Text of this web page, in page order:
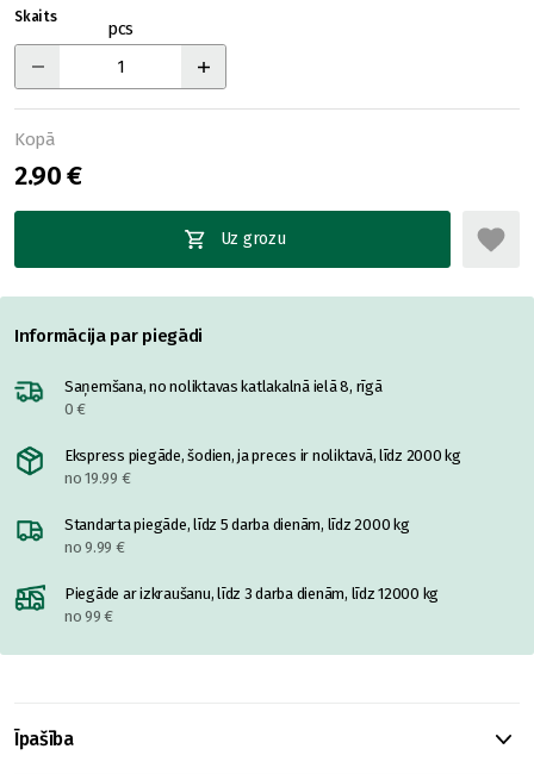
Skaits
pcs
Kopā
2.90 €
Uz grozu
Informācija par piegādi
Saņemšana, no noliktavas katlakalnā ielā 8, rīgā
0 €
Ekspress piegāde, šodien, ja preces ir noliktavā, līdz 2000 kg
no 19.99 €
Standarta piegāde, līdz 5 darba dienām, līdz 2000 kg
no 9.99 €
Piegāde ar izkraušanu, līdz 3 darba dienām, līdz 12000 kg
no 99 €
Īpašība